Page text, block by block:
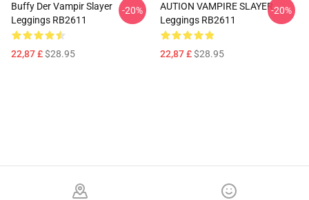
Buffy Der Vampir Slayer
Leggings RB2611
22,87 £$28.95
-20%
AUTION VAMPIRE SLAYER
Leggings RB2611
22,87 £$28.95
-20%